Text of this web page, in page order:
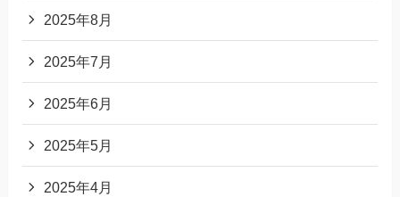
2025年8月
2025年7月
2025年6月
2025年5月
2025年4月